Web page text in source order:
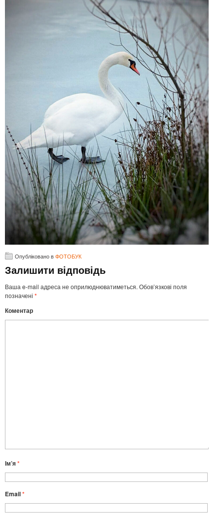
Опубліковано вФОТОБУК
Залишити відповідь
Ваша e-mail адреса не оприлюднюватиметься. Обов’язкові поля
позначені *
Коментар
Ім’я*
Email*